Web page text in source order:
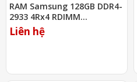
RAM Samsung 128GB DDR4-
2933 4Rx4 RDIMM
(M393AAG40M3B-CYF)
Liên hệ